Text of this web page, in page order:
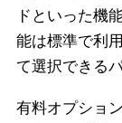
ドといった機
能は標準で利
て選択できる
有料オプショ